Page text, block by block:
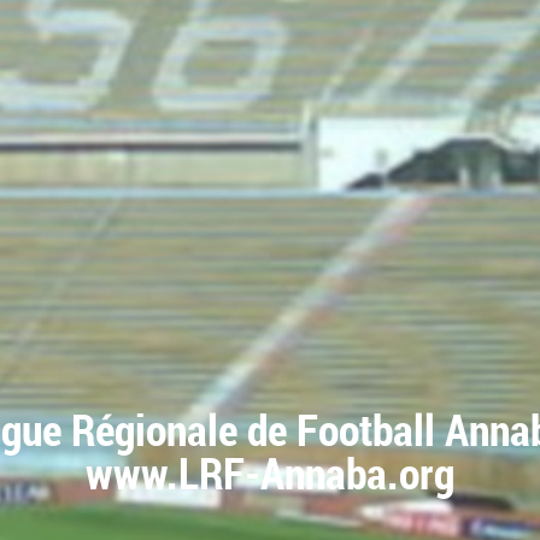
Régionale de Football
www.LRF-Annaba.org